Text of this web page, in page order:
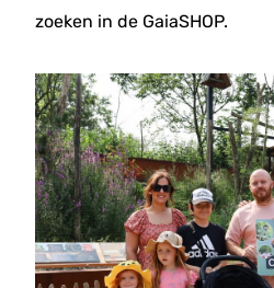
zoeken in de GaiaSHOP.